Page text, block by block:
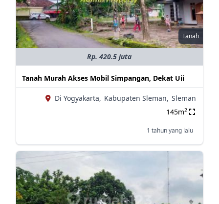
Tanah
Rp. 420.5 juta
Tanah Murah Akses Mobil Simpangan, Dekat Uii
Di Yogyakarta, Kabupaten Sleman, Sleman
145m2
1 tahun yang lalu